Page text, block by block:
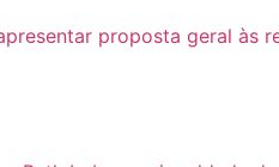
proposta geral às